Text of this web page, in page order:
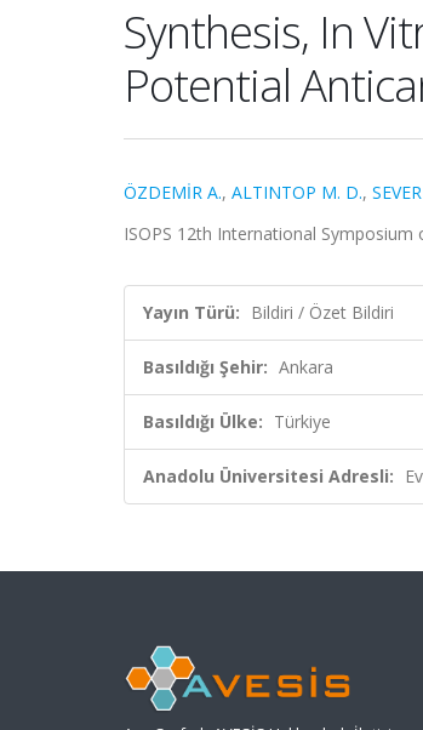
Synthesis, In
Potential
ÖZDEMİR A., ALTINTOP M. D.,
ISOPS 12th International
Yayın Türü: Bildiri / Özet Bildiri
Basıldığı Şehir: Ankara
Basıldığı Ülke: Türkiye
Anadolu Üniversitesi Adresli: